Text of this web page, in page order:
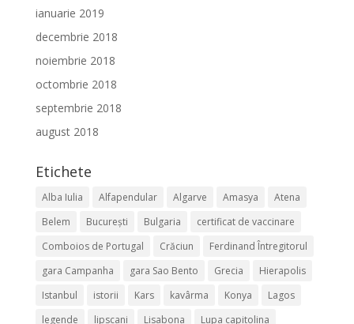
ianuarie 2019
decembrie 2018
noiembrie 2018
octombrie 2018
septembrie 2018
august 2018
Etichete
Alba Iulia Alfapendular Algarve Amasya
Atena
Belem
București Bulgaria
certificat de vaccinare
Comboios de Portugal
Crăciun
Ferdinand Întregitorul
gara Campanha
gara Sao Bento Grecia
Hierapolis
Istanbul
istorii Kars kavârma Konya
Lagos
legende
lipscani Lisabona
Lupa capitolina